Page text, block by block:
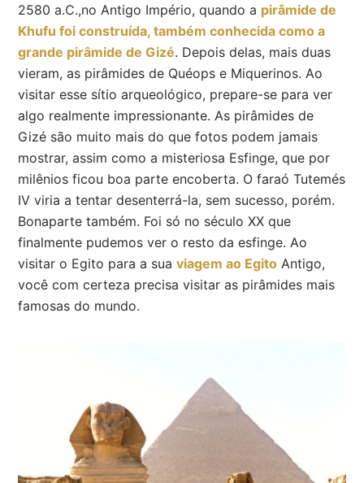
2580 a.C.,no Antigo Império, quando a pirâmide de
Khufu foi construída, também conhecida como a
grande pirâmide de Gizé. Depois delas, mais duas
vieram, as pirâmides de Quéops e Miquerinos. Ao
visitar esse sítio arqueológico, prepare-se para ver
algo realmente impressionante. As pirâmides de
Gizé são muito mais do que fotos podem jamais
mostrar, assim como a misteriosa Esfinge, que por
milênios ficou boa parte encoberta. O faraó Tutemés
IV viria a tentar desenterrá-la, sem sucesso, porém.
Bonaparte também. Foi só no século XX que
finalmente pudemos ver o resto da esfinge. Ao
visitar o Egito para a suaviagem ao Egito Antigo,
você com certeza precisa visitar as pirâmides mais
famosas do mundo.